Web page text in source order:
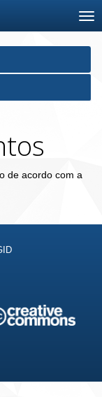
de acordo com a